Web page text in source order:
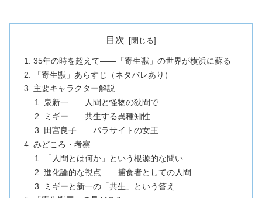
目次
35年の時を超えて——「寄生獣」の世界が横浜に蘇る
「寄生獣」あらすじ（ネタバレあり）
主要キャラクター解説
泉新一——人間と怪物の狭間で
ミギー——共生する異種知性
田宮良子——パラサイトの女王
みどころ・考察
「人間とは何か」という根源的な問い
進化論的な視点——捕食者としての人間
ミギーと新一の「共生」という答え